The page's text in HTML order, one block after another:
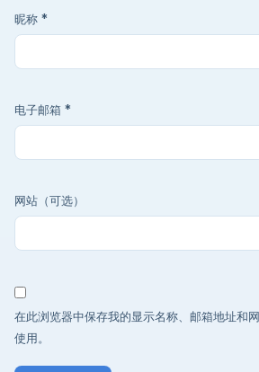
昵称 *
电子邮箱 *
网站（可选）
在此浏览器中保存我的显示名称、邮箱地址和
使用。